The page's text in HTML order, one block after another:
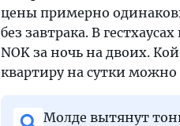
цены примерно
без завтрака. В
NOK за ночь на двоих.
квартиру на сутки можно
Молде вытянут